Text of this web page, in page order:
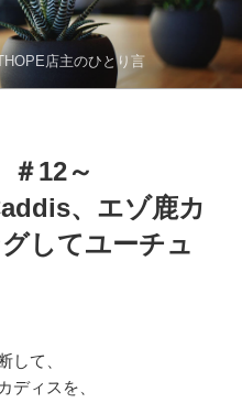
店主のひとり言
12～
、エゾ鹿カ
してユーチュ
して、
ディスを、